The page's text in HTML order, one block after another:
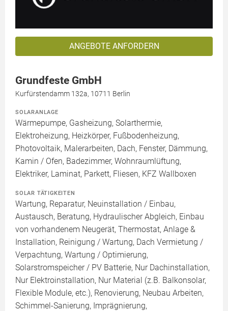
ANGEBOTE ANFORDERN
Grundfeste GmbH
Kurfürstendamm 132a, 10711 Berlin
SOLARANLAGE
Wärmepumpe, Gasheizung, Solarthermie,
Elektroheizung, Heizkörper, Fußbodenheizung,
Photovoltaik, Malerarbeiten, Dach, Fenster, Dämmung,
Kamin / Ofen, Badezimmer, Wohnraumlüftung,
Elektriker, Laminat, Parkett, Fliesen, KFZ Wallboxen
SOLAR TÄTIGKEITEN
Wartung, Reparatur, Neuinstallation / Einbau,
Austausch, Beratung, Hydraulischer Abgleich, Einbau
von vorhandenem Neugerät, Thermostat, Anlage &
Installation, Reinigung / Wartung, Dach Vermietung /
Verpachtung, Wartung / Optimierung,
Solarstromspeicher / PV Batterie, Nur Dachinstallation,
Nur Elektroinstallation, Nur Material (z.B. Balkonsolar,
Flexible Module, etc.), Renovierung, Neubau Arbeiten,
Schimmel-Sanierung, Imprägnierung,